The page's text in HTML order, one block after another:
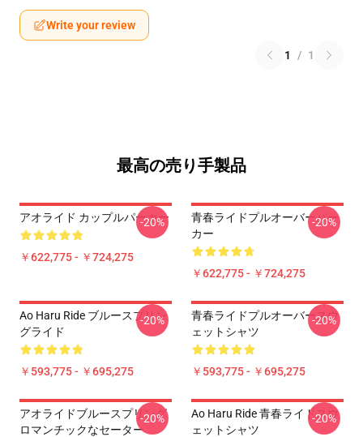
Write your review
1 / 1
最高の売り手製品
アオライド カップルパーカー
￥622,775 - ￥724,275
-20%
青春ライドプルオーバーパー
カー
￥622,775 - ￥724,275
-20%
Ao Haru Ride ブルースプリン
グライド
￥593,775 - ￥695,275
-20%
青春ライドプルオーバースウ
ェットシャツ
￥593,775 - ￥695,275
-20%
アオライドブルースプリング
ロマンチックなセーター
-20%
Ao Haru Ride 青春ライドスウ
ェットシャツ
-20%